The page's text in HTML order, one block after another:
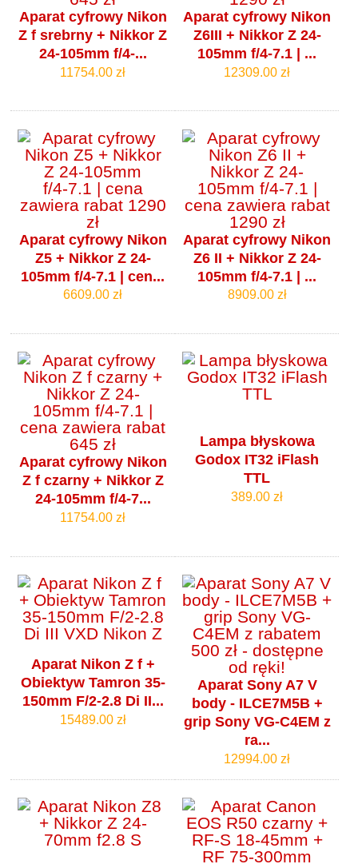
Aparat cyfrowy Nikon
Z f srebrny + Nikkor Z
24-105mm f/4‑...
11754.00 zł
Aparat cyfrowy Nikon
Z6III + Nikkor Z 24-
105mm f/4‑7.1 | ...
12309.00 zł
Aparat cyfrowy Nikon
Z5 + Nikkor Z 24-
105mm f/4‑7.1 | cen...
6609.00 zł
Aparat cyfrowy Nikon
Z6 II + Nikkor Z 24-
105mm f/4‑7.1 | ...
8909.00 zł
Aparat cyfrowy Nikon
Z f czarny + Nikkor Z
24-105mm f/4‑7...
11754.00 zł
Lampa błyskowa
Godox IT32 iFlash
TTL
389.00 zł
Aparat Nikon Z f +
Obiektyw Tamron 35-
150mm F/2-2.8 Di II...
15489.00 zł
Aparat Sony A7 V
body - ILCE7M5B +
grip Sony VG-C4EM z
ra...
12994.00 zł